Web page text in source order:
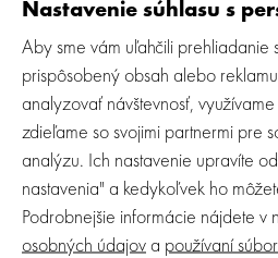
SUAVINEX | Kolínksá vôňa BABY
COLOGNE SENSE 100 ml
Skladom
12.70 €
-50% -
Nastavenie súhlasu s
Aby sme vám uľahčili prehliadanie
prispôsobený obsah alebo
analyzovať návštevnosť,
zdieľame so svojimi partnermi pre
analýzu. Ich nastavenie upravíte
nastavenia" a kedykoľvek ho
Podrobnejšie informácie nájdete v
osobných údajova používaní